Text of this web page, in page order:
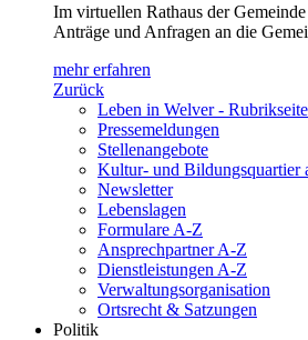
Im virtuellen Rathaus der
Anträge und Anfragen an die
mehr erfahren
Zurück
Leben in Welver - Rubrikseite
Pressemeldungen
Stellenangebote
Kultur- und
Newsletter
Lebenslagen
Formulare A-Z
Ansprechpartner A-Z
Dienstleistungen A-Z
Verwaltungsorganisation
Ortsrecht & Satzungen
Politik